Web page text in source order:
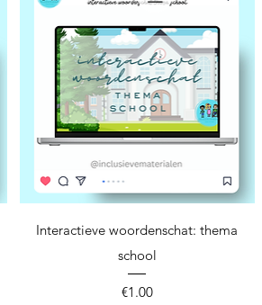
Snel overzicht
Interactieve woordenschat: thema
school
Prijs
€1.00